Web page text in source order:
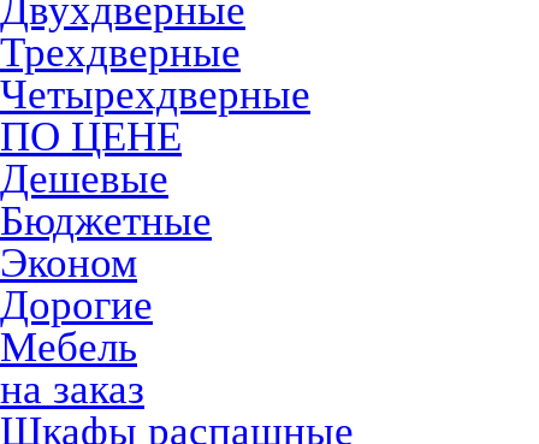
Двухдверные
Трехдверные
Четырехдверные
ПО ЦЕНЕ
Дешевые
Бюджетные
Эконом
Дорогие
Мебель
на заказ
Шкафы распашные